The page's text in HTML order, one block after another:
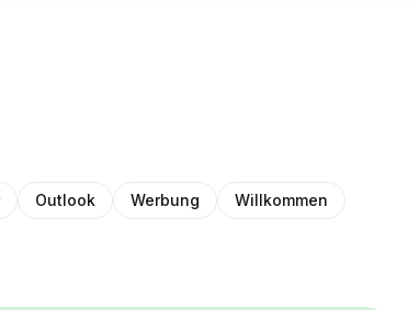
Outlook Werbung Willkommen